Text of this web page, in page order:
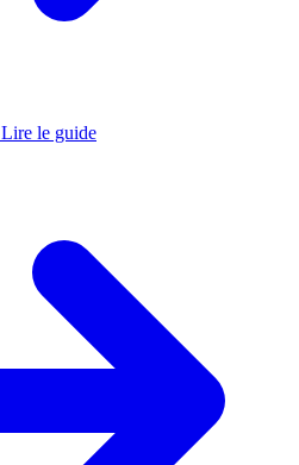
Lire le guide